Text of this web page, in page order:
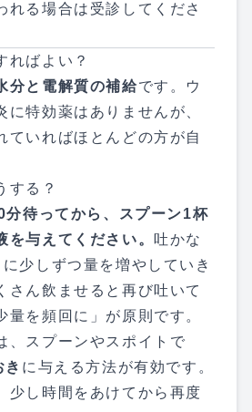
れる場合は受診してくださ
ればよい？
分と電解質の補給です。ウ
に特効薬はありませんが、
ていればほとんどの方が自
する？
分待ってから、スプーン1杯
を与えてください。 吐かな
少しずつ量を増やしていき
さん飲ませると再び吐いて
量を頻回に」が原則です。
、スプーンやスポイトで
に与える方法が有効です。
少し時間をあけてから再度